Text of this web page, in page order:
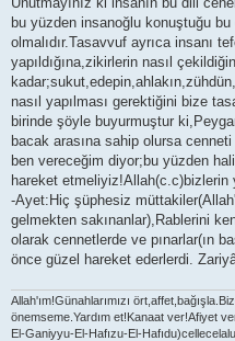
bu yüzden insanoğlu konuştuğu
olmalıdır.Tasavvuf ayrıca insanı
yapıldığına,zikirlerin nasıl
nasıl yapılması gerektiğini bize
birinde şöyle buyurmuştur
bacak arasına sahip olursa
ben vereceğim diyor;bu yüzden
hareket etmeliyiz!Allah(c.c)bizlerin
-Ayet:Hiç şüphesiz
gelmekten sakınanlar),Rablerini
olarak cennetlerde ve pınarlar(ın
önce güzel hareket ederlerdi.
Allah'ım!Günahlarımızı
önemseme.Yardım et!Kanaat ver!Afiyet
El-Ganiyyu-El-Hafızu-El-